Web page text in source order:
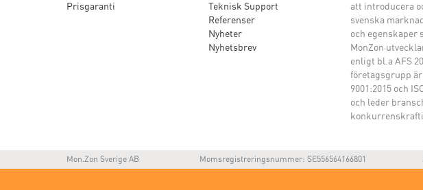
Prisgaranti
Teknisk Support
Referenser
Nyheter
Nyhetsbrev
att introducera
svenska
och egenskaper
MonZon
enligt bl.a AFS
företagsgrupp
9001:2015 och
och leder
Mon.Zon Sverige AB Momsregistreringsnummer: SE556564166801